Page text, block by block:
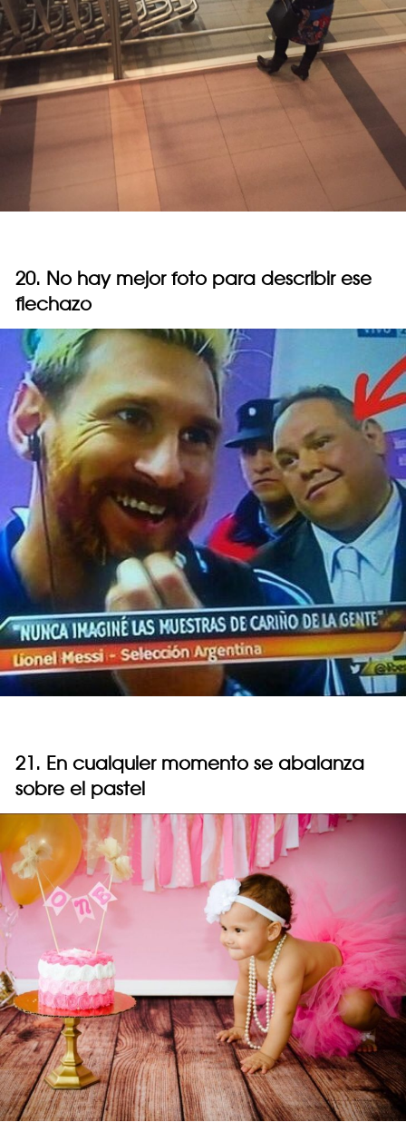
20. No hay mejor foto para describir ese
flechazo
21. En cualquier momento se abalanza
sobre el pastel